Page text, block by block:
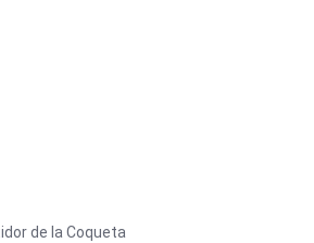
de la Coqueta